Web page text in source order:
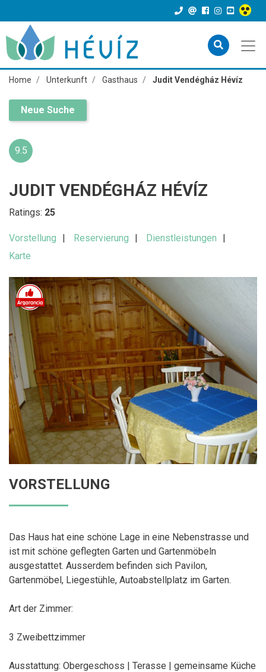
Home Unterkunft Gasthaus Judit Vendégház Hévíz
Neue Suche
9.5
JUDIT VENDÉGHÁZ HÉVÍZ
Ratings: 25
Vorstellung Reservierung
Dienstleistungen
Karte
VORSTELLUNG
Das Haus hat eine schöne Lage in eine Nebenstrasse und
ist mit schöne geflegten Garten und Gartenmöbeln
ausgestattet. Ausserdem befinden sich Pavilon,
Gartenmöbel, Liegestühle, Autoabstellplatz im Garten.
Art der Zimmer:
3 Zweibettzimmer
Ausstattung: Obergeschoss | Terasse | gemeinsame Küche